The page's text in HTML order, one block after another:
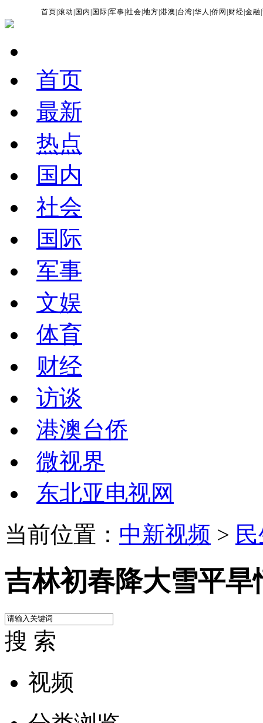
首页 |滚动 国内 国际 |军事 |社会 |地方 |港澳 台湾 |华人 |侨网 财经 |金融 |
首页
最新
热点
国内
社会
国际
军事
文娱
体育
财经
访谈
港澳台侨
微视界
东北亚电视网
当前位置： 中新视频 >
吉林初春降大雪平旱
搜 索
视频